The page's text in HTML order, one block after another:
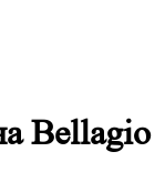
Bellagio